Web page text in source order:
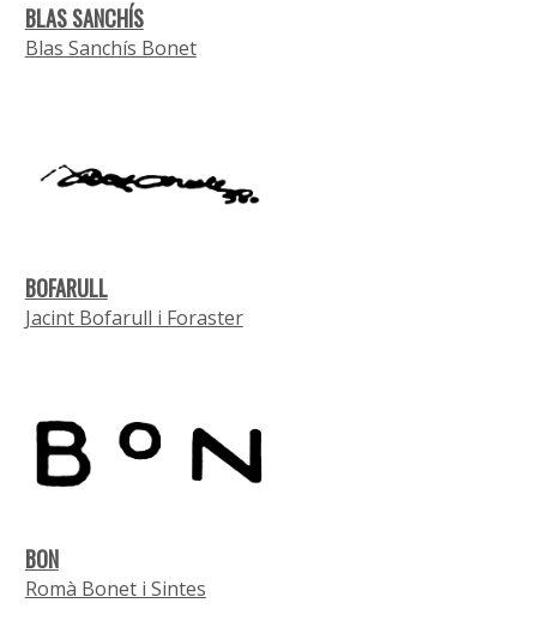
BLAS SANCHÍS
Blas Sanchís Bonet
BOFARULL
Jacint Bofarull i Foraster
BON
Romà Bonet i Sintes